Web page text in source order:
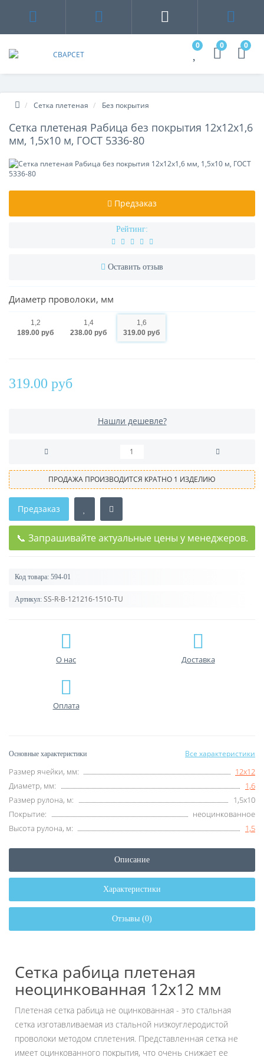
0 0 0
Сетка плетеная Без покрытия
Сетка плетеная Рабица без покрытия 12х12х1,6
мм, 1,5х10 м, ГОСТ 5336-80
Предзаказ
Рейтинг:
Оставить отзыв
Диаметр проволоки, мм
1,2
189.00 руб
1,4
238.00 руб
1,6
319.00 руб
319.00 руб
Нашли дешевле?
ПРОДАЖА ПРОИЗВОДИТСЯ КРАТНО 1 ИЗДЕЛИЮ
Предзаказ
📞 Запрашивайте актуальные цены у менеджеров.
Код товара: 594-01
Артикул: SS-R-B-121216-1510-TU
О нас Доставка
Оплата
Основные характеристики Все характеристики
Размер ячейки, мм:
12х12
Диаметр, мм:
1,6
Размер рулона, м:
1,5х10
Покрытие:
неоцинкованное
Высота рулона, м:
1,5
Описание
Характеристики
Отзывы (0)
Сетка рабица плетеная
неоцинкованная 12х12 мм
Плетеная сетка рабица не оцинкованная - это стальная
сетка изготавливаемая из стальной низкоуглеродистой
проволоки методом сплетения. Представленная сетка не
имеет оцинкованного покрытия, что очень снижает ее